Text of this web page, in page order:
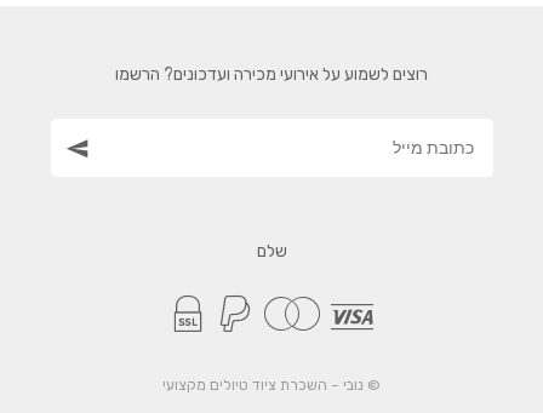
רוצים לשמוע על אירועי מכירה ועדכונים? הרשמו
שלם
© נובי – השכרת ציוד טיולים מקצועי